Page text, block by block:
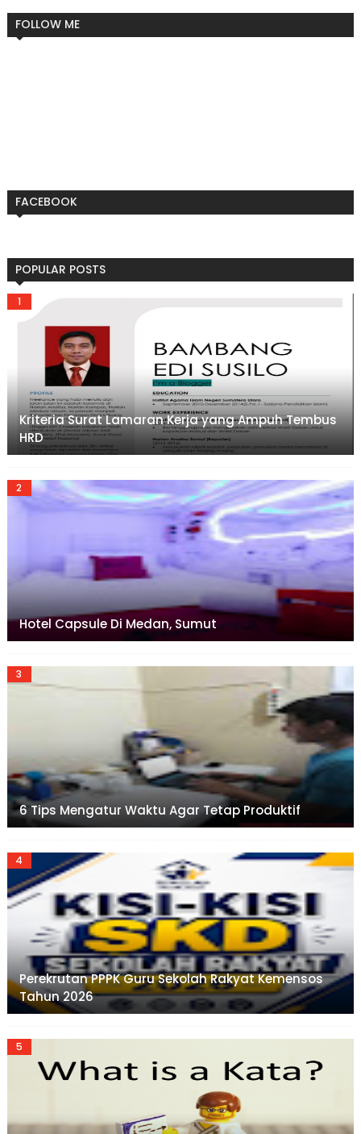
FOLLOW ME
FACEBOOK
POPULAR POSTS
Kriteria Surat Lamaran Kerja yang Ampuh Tembus
HRD
Hotel Capsule Di Medan, Sumut
6 Tips Mengatur Waktu Agar Tetap Produktif
Perekrutan PPPK Guru Sekolah Rakyat Kemensos
Tahun 2026